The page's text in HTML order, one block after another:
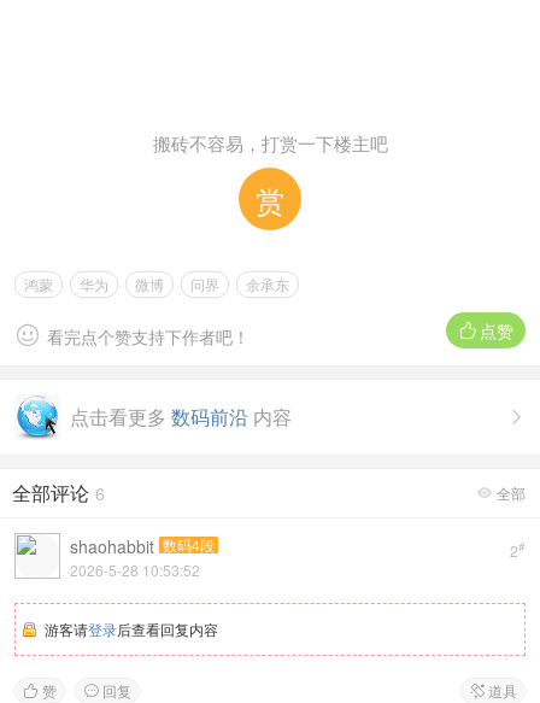
搬砖不容易，打赏一下楼主吧
赏
鸿蒙 华为 微博 问界 余承东
 点赞
 看完点个赞支持下作者吧！

点击看更多 数码前沿 内容
 全部
全部评论 6
2#
shaohabbit 数码4段
2026-5-28 10:53:52
游客请登录后查看回复内容
 赞  回复  道具